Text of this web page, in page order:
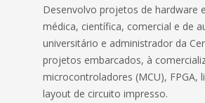
Desenvolvo projetos de hardware
médica, científica, comercial e de
universitário e administrador da
projetos embarcados, à
microcontroladores (MCU),
layout de circuito impresso.